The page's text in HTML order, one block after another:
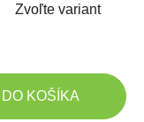
Zvoľte variant
DO KOŠÍKA